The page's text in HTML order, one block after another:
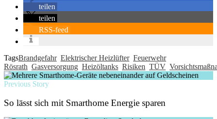
teilen
teilen
RSS-feed
TagsBrandgefahr Elektrischer Heizlüfter Feuerwehr
Rösrath Gasversorgung Heizöltanks Risiken TÜV
Previous Story
So lässt sich mit Smarthome Energie sparen